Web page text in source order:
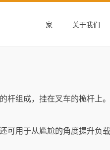
家 关于我们
杆组成，挂在叉车的桅杆上
可用于从尴尬的角度提升负